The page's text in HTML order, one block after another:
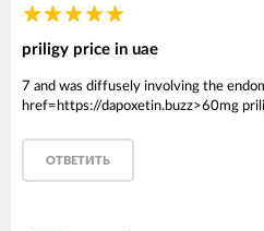
priligy price in uae
7 and was diffusely involving the
href=https://dapoxetin.buzz>60mg
ОТВЕТИТЬ